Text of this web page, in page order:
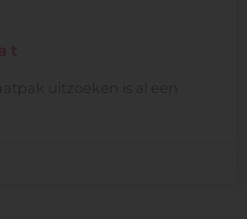
uitzoeken is al een